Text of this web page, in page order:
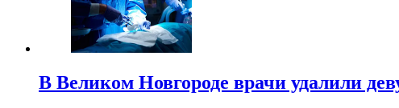
В Великом Новгороде врачи удалили